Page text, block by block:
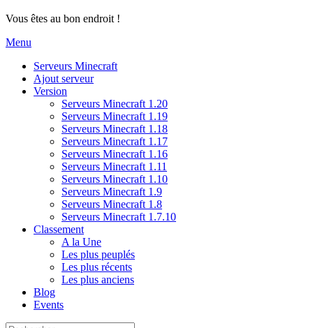
Vous êtes au bon endroit !
Menu
Serveurs Minecraft
Ajout serveur
Version
Serveurs Minecraft 1.20
Serveurs Minecraft 1.19
Serveurs Minecraft 1.18
Serveurs Minecraft 1.17
Serveurs Minecraft 1.16
Serveurs Minecraft 1.11
Serveurs Minecraft 1.10
Serveurs Minecraft 1.9
Serveurs Minecraft 1.8
Serveurs Minecraft 1.7.10
Classement
A la Une
Les plus peuplés
Les plus récents
Les plus anciens
Blog
Events